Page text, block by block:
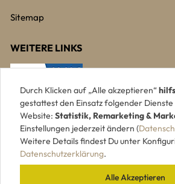
Sitemap
WEITERE LINKS
Durch Klicken auf „Alle akzeptieren“
gestattest den Einsatz folgender
Website: Statistik, Remarketing &
Einstellungen jederzeit ändern (
Weitere Details findest Du unter
Datenschutzerklärung.
Alle Akzeptieren